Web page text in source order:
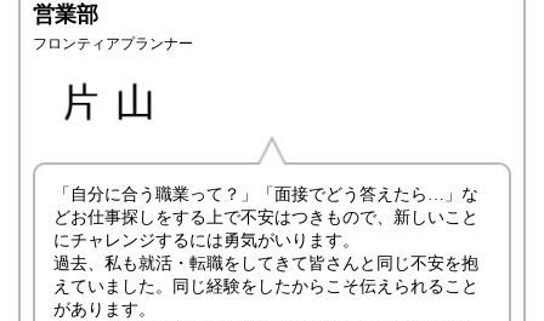
営業部
フロンティアプランナー
「自分に合う職業って？」「面接でどう答えたら…」な
どお仕事探しをする上で不安はつきもので、新しいこと
にチャレンジするには勇気がいります。
過去、私も就活・転職をしてきて皆さんと同じ不安を抱
えていました。同じ経験をしたからこそ伝えられること
があります。